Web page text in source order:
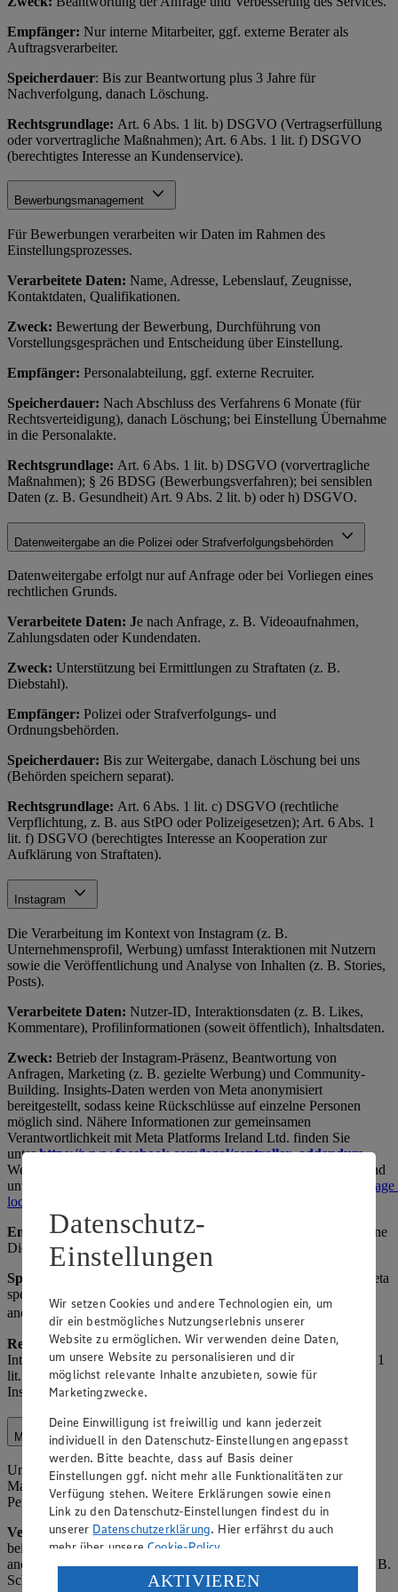
Empfänger: Nur interne Mitarbeiter, ggf. externe Berater als
Auftragsverarbeiter.
Speicherdauer: Bis zur Beantwortung plus 3 Jahre für
Nachverfolgung, danach Löschung.
Rechtsgrundlage: Art. 6 Abs. 1 lit. b) DSGVO (Vertragserfüllung
oder vorvertragliche Maßnahmen); Art. 6 Abs. 1 lit. f) DSGVO
(berechtigtes Interesse an Kundenservice).
Bewerbungsmanagement
Für Bewerbungen verarbeiten wir Daten im Rahmen des
Einstellungsprozesses.
Verarbeitete Daten: Name, Adresse, Lebenslauf, Zeugnisse,
Kontaktdaten, Qualifikationen.
Zweck: Bewertung der Bewerbung, Durchführung von
Vorstellungsgesprächen und Entscheidung über Einstellung.
Empfänger: Personalabteilung, ggf. externe Recruiter.
Speicherdauer: Nach Abschluss des Verfahrens 6 Monate (für
Rechtsverteidigung), danach Löschung; bei Einstellung Übernahme
in die Personalakte.
Rechtsgrundlage: Art. 6 Abs. 1 lit. b) DSGVO (vorvertragliche
Maßnahmen); § 26 BDSG (Bewerbungsverfahren); bei sensiblen
Daten (z. B. Gesundheit) Art. 9 Abs. 2 lit. b) oder h) DSGVO.
Datenweitergabe an die Polizei oder Strafverfolgungsbehörden
Datenweitergabe erfolgt nur auf Anfrage oder bei Vorliegen eines
rechtlichen Grunds.
Verarbeitete Daten: Je nach Anfrage, z. B. Videoaufnahmen,
Zahlungsdaten oder Kundendaten.
Zweck: Unterstützung bei Ermittlungen zu Straftaten (z. B.
Diebstahl).
Empfänger: Polizei oder Strafverfolgungs- und
Ordnungsbehörden.
Speicherdauer: Bis zur Weitergabe, danach Löschung bei uns
(Behörden speichern separat).
Rechtsgrundlage: Art. 6 Abs. 1 lit. c) DSGVO (rechtliche
Verpflichtung, z. B. aus StPO oder Polizeigesetzen); Art. 6 Abs. 1
lit. f) DSGVO (berechtigtes Interesse an Kooperation zur
Aufklärung von Straftaten).
Instagram
Die Verarbeitung im Kontext von Instagram (z. B.
Unternehmensprofil, Werbung) umfasst Interaktionen mit Nutzern
sowie die Veröffentlichung und Analyse von Inhalten (z. B. Stories,
Posts).
Verarbeitete Daten: Nutzer-ID, Interaktionsdaten (z. B. Likes,
Kommentare), Profilinformationen (soweit öffentlich), Inhaltsdaten.
Zweck: Betrieb der Instagram-Präsenz, Beantwortung von
Anfragen, Marketing (z. B. gezielte Werbung) und Community-
Building. Insights-Daten werden von Meta anonymisiert
bereitgestellt, sodass keine Rückschlüsse auf einzelne Personen
möglich sind. Nähere Informationen zur gemeinsamen
Verantwortlichkeit mit Meta Platforms Ireland Ltd. finden Sie
unterhttps://www.facebook.com/legal/controller_addendum.
Weitere Informationen zum Datenschutz bei Instagram Insights sind
unter
https://www.facebook.com/legal/terms/
locale=de_DE
Empfänger:Meta (als gemeinsamer Verantwortlicher), ggf. externe
Dienstleister und Werbeagenturen.
Speicherdauer:
Solange das Profil aktiv ist oder bis Widerruf, Meta
speichert nach eigenen Richtlinien. Hinweis: Insights-Daten sind
anonymisiert.
Rechtsgrundlage:Art. 6 Abs. 1 lit. f) DSGVO (berechtigtes
Interesse am Betrieb der Social-Media-Präsenz) sowie Art. 6 Abs. 1
lit. a) DSGVO (Einwilligung für personalisierte Werbung über
Instagram-Einstellungen).
Marktorganisation
Unter Marktorganisation fallen die interne Organisation des
Marktbetriebs, einschließlich Lagerverwaltung,
Personaleinsatzplanung und Kundenservice-Optimierung.
Verarbeitete Daten:Name und Kontaktdaten von Kunden (z. B.
bei Reservierungen oder Beschwerden), Einkaufsverhalten (z. B.
anonymisierte Statistiken zu Verkaufszahlen), Mitarbeiterdaten (z. B.
Schichtpläne).
Datenschutz-
Einstellungen
Wir setzen Cookies und andere Technologien ein, um
dir ein bestmögliches Nutzungserlebnis unserer
Website zu ermöglichen. Wir verwenden deine Daten,
um unsere Website zu personalisieren und dir
möglichst relevante Inhalte anzubieten, sowie für
Marketingzwecke.
Deine Einwilligung ist freiwillig und kann jederzeit
individuell in den Datenschutz-Einstellungen angepasst
werden. Bitte beachte, dass auf Basis deiner
Einstellungen ggf. nicht mehr alle Funktionalitäten zur
Verfügung stehen. Weitere Erklärungen sowie einen
Link zu den Datenschutz-Einstellungen findest du in
unserer Datenschutzerklärung. Hier erfährst du auch
mehr über unsereCookie-Policy.
Verarbeitung deiner personenbezogenen Daten in den
AKTIVIEREN